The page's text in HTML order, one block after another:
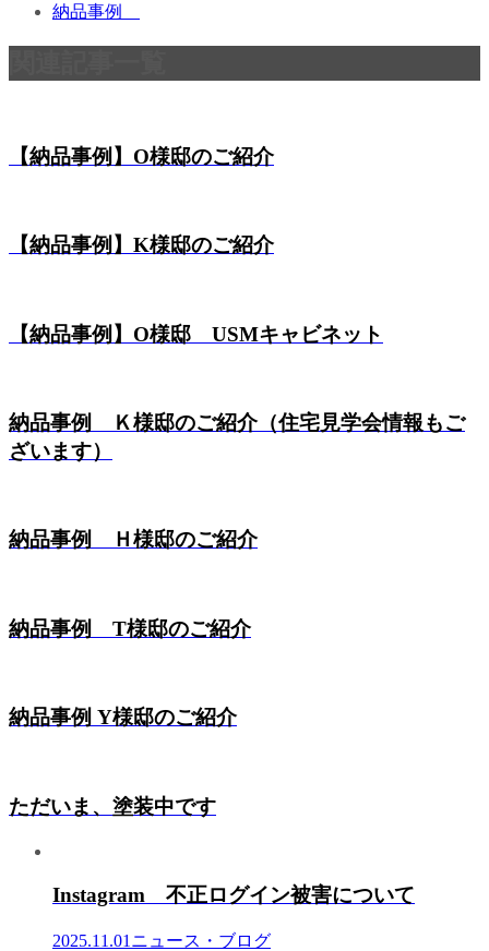
納品事例
【納品事例】O様邸のご紹介
【納品事例】K様邸のご紹介
【納品事例】O様邸 USMキャビネット
納品事例 Ｋ様邸のご紹介（住宅見学会情報もご
ざいます）
納品事例 Ｈ様邸のご紹介
納品事例 T様邸のご紹介
納品事例 Y様邸のご紹介
ただいま、塗装中です
Instagram 不正ログイン被害について
2025.11.01 ニュース・ブログ